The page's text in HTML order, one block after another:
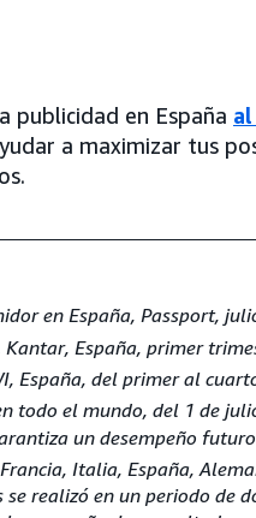
publicidad en España
a maximizar tus
en España, Passport,
Kantar, España, primer
España, del primer al
todo el mundo, del 1 de
un desempeño
Italia, España,
realizó en un periodo de